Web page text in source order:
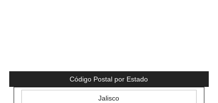
Código Postal por Estado
Jalisco